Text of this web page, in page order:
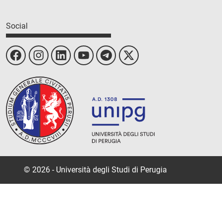
Social
© 2026 - Università degli Studi di Perugia